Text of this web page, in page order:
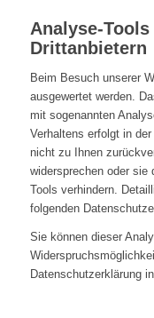
Analyse-
Drittanbietern
Beim Besuch unserer
ausgewertet werden.
mit sogenannten
Verhaltens erfolgt in
nicht zu Ihnen
widersprechen oder sie
Tools verhindern.
folgenden
Sie können dieser
Datenschutzerklärung